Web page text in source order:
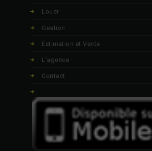
Louer
Gestion
Estimation et Vente
L’agence
Contact